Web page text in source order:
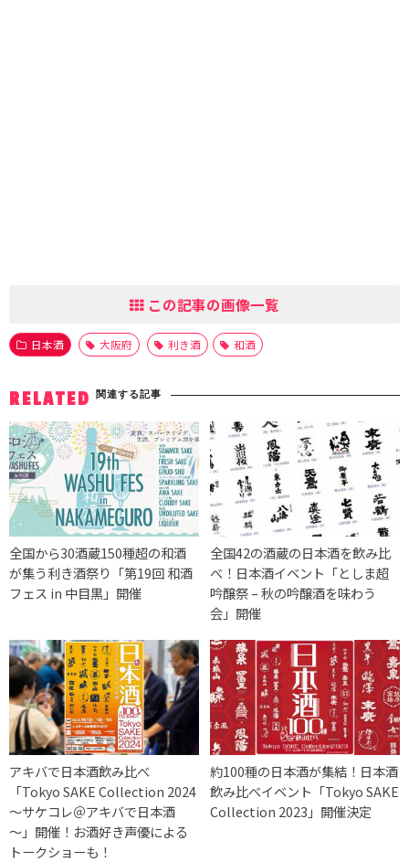
この記事の画像一覧
日本酒 大阪府 利き酒 和酒
RELATED 関連する記事
全国から30酒蔵150種超の和酒
が集う利き酒祭り「第19回 和酒
フェス in 中目黒」開催
全国42の酒蔵の日本酒を飲み比
べ！日本酒イベント「としま超
吟醸祭 – 秋の吟醸酒を味わう
会」開催
アキバで日本酒飲み比べ
「Tokyo SAKE Collection 2024
～サケコレ＠アキバで日本酒
～」開催！お酒好き声優による
トークショーも！
約100種の日本酒が集結！日本酒
飲み比べイベント「Tokyo SAKE
Collection 2023」開催決定